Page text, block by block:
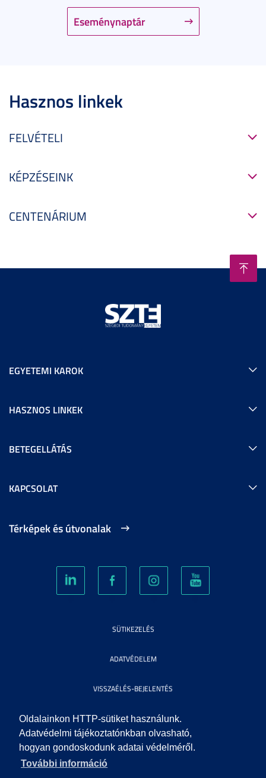
Oldalainkon HTTP-sütiket használunk.
Adatvédelmi tájékoztatónkban olvasható,
hogyan gondoskodunk adatai védelméről.
További információ
Eseménynaptár
Hasznos linkek
FELVÉTELI
KÉPZÉSEINK
CENTENÁRIUM
EGYETEMI KAROK
HASZNOS LINKEK
BETEGELLÁTÁS
KAPCSOLAT
Térképek és útvonalak
SÜTIKEZELÉS
ADATVÉDELEM
VISSZAÉLÉS-BEJELENTÉS
KÖZÉRDEKŰ ADATOK
IMPRESSZUM